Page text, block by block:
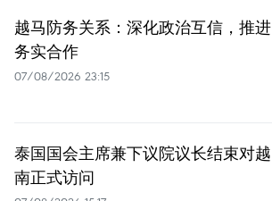
越马防务关系：深化政治互信，推进
务实合作
07/08/2026 23:15
泰国国会主席兼下议院议长结束对越
南正式访问